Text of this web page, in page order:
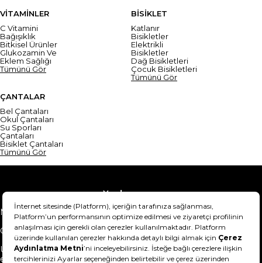
VİTAMİNLER
C Vitamini
Bağışıklık
Bitkisel Ürünler
Glukozamin Ve
Eklem Sağlığı
Tümünü Gör
BİSİKLET
Katlanır
Bisikletler
Elektrikli
Bisikletler
Dağ Bisikletleri
Çocuk Bisikletleri
Tümünü Gör
ÇANTALAR
Bel Çantaları
Okul Çantaları
Su Sporları
Çantaları
Bisiklet Çantaları
Tümünü Gör
Yardım
Mesafeli Satış Sözleşmesi
Teslimat Bilgisi
Gizlilik Sözleşmesi
Şartlar & Koşullar
Ürünümü nasıl iade
edebilirim?
Hakkımızda